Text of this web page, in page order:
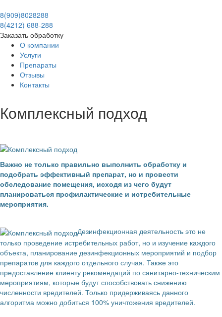
8(909)8028288
8(4212) 688-288
Заказать обработку
О компании
Услуги
Препараты
Отзывы
Контакты
Комплексный подход
Важно не только правильно выполнить обработку и
подобрать эффективный препарат, но и провести
обследование помещения, исходя из чего будут
планироваться профилактические и истребительные
мероприятия.
Дезинфекционная деятельность это не
только проведение истребительных работ, но и изучение каждого
объекта, планирование дезинфекционных мероприятий и подбор
препаратов для каждого отдельного случая. Также это
предоставление клиенту рекомендаций по санитарно-техническим
мероприятиям, которые будут способствовать снижению
численности вредителей. Только придерживаясь данного
алгоритма можно добиться 100% уничтожения вредителей.